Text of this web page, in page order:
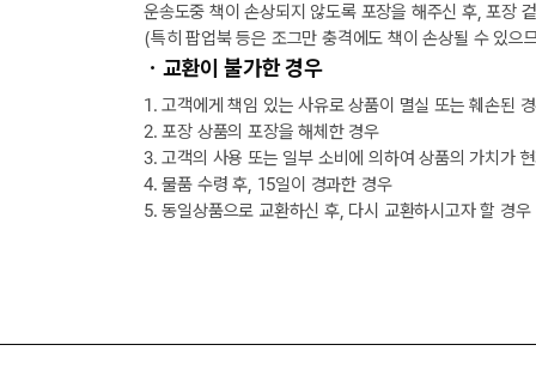
운송도중 책이 손상되지 않도록 포장을 해주신 후, 포장
(특히 팝업북 등은 조그만 충격에도 책이 손상될 수 있으
ㆍ교환이 불가한 경우
1. 고객에게 책임 있는 사유로 상품이 멸실 또는 훼손된
2. 포장 상품의 포장을 해체한 경우
3. 고객의 사용 또는 일부 소비에 의하여 상품의 가치가
4. 물품 수령 후, 15일이 경과한 경우
5. 동일상품으로 교환하신 후, 다시 교환하시고자 할 경
택배 없는 날 배송 업무 안내